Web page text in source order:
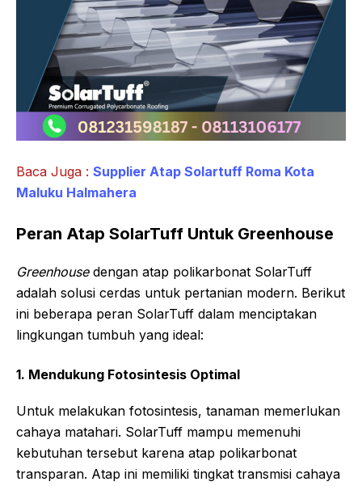
Baca Juga : Supplier Atap Solartuff Roma Kota
Maluku Halmahera
Peran Atap SolarTuff Untuk Greenhouse
Greenhousedengan atap polikarbonat SolarTuff
adalah solusi cerdas untuk pertanian modern. Berikut
ini beberapa peran SolarTuff dalam menciptakan
lingkungan tumbuh yang ideal:
1. Mendukung Fotosintesis Optimal
Untuk melakukan fotosintesis, tanaman memerlukan
cahaya matahari. SolarTuff mampu memenuhi
kebutuhan tersebut karena atap polikarbonat
transparan. Atap ini memiliki tingkat transmisi cahaya